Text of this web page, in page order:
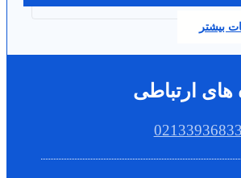
بیشتر
های ارتباطی
02133936833